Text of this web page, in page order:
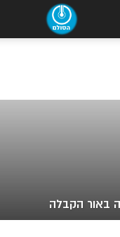
באור הקבלה